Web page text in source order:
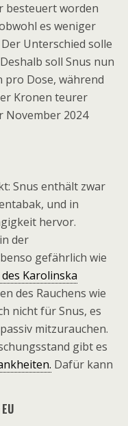
besteuert worden
es weniger
Unterschied solle
soll Snus nun
pro Dose, während
Kronen teurer
November 2024
Snus enthält zwar
und in
hervor.
der
gefährlich wie
Karolinska
des Rauchens wie
nicht für Snus, es
mitzurauchen.
gibt es
Dafür kann